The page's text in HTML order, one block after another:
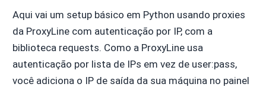
Aqui vai um setup básico em Python usando proxies
da ProxyLine com autenticação por IP, com a
biblioteca requests. Como a ProxyLine usa
autenticação por lista de IPs em vez de user:pass,
você adiciona o IP de saída da sua máquina no painel